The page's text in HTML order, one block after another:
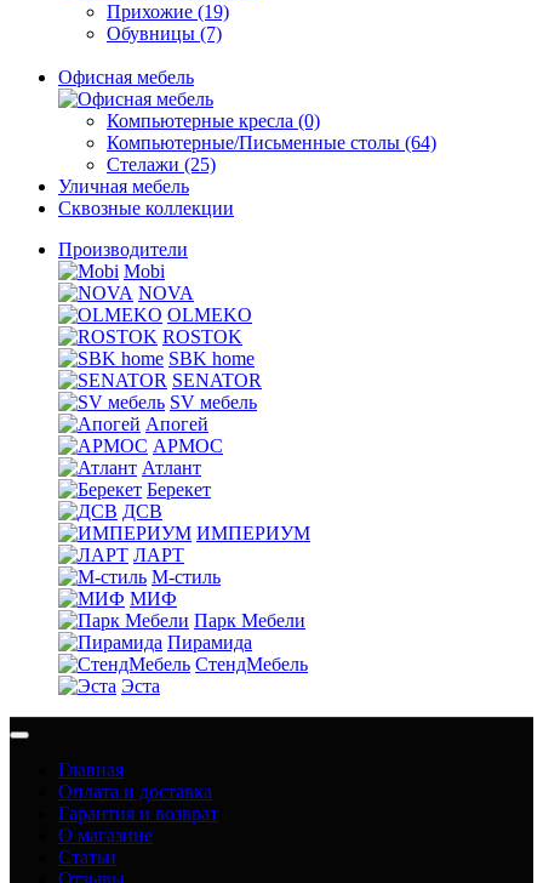
Прихожие (19)
Обувницы (7)
Офисная мебель
Компьютерные кресла (0)
Компьютерные/Письменные столы (64)
Стелажи (25)
Уличная мебель
Сквозные коллекции
Производители
Mobi
NOVA
OLMEKO
ROSTOK
SBK home
SENATOR
SV мебель
Апогей
АРМОС
Атлант
Берекет
ДСВ
ИМПЕРИУМ
ЛАРТ
М-стиль
МИФ
Парк Мебели
Пирамида
СтендМебель
Эста
Главная
Оплата и доставка
Гарантия и возврат
О магазине
Статьи
Отзывы